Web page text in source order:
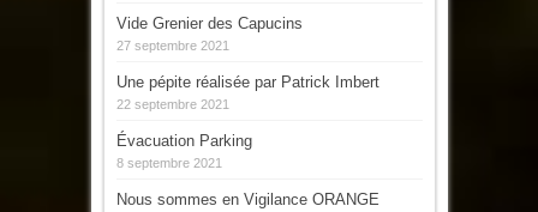
Vide Grenier des Capucins
27 septembre 2021
Une pépite réalisée par Patrick Imbert
22 septembre 2021
Évacuation Parking
8 septembre 2021
Nous sommes en Vigilance ORANGE